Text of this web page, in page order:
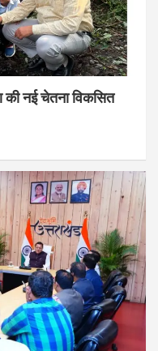
की नई चेतना विकसित